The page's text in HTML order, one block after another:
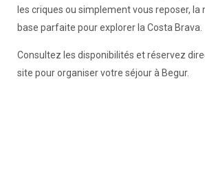
les criques ou simplement vous reposer,
base parfaite pour explorer la Costa Brava.
Consultez les disponibilités et réservez
site pour organiser votre séjour à Begur.